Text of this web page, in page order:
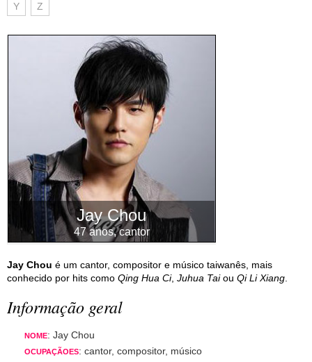
Y Z
Jay Chou
47 anos, cantor
Jay Chou é um cantor, compositor e músico taiwanês, mais
conhecido por hits como Qing Hua Ci, Juhua Taiou Qi Li Xiang
Informação geral
NOME: Jay Chou
OCUPAÇÃOES: cantor, compositor, músico